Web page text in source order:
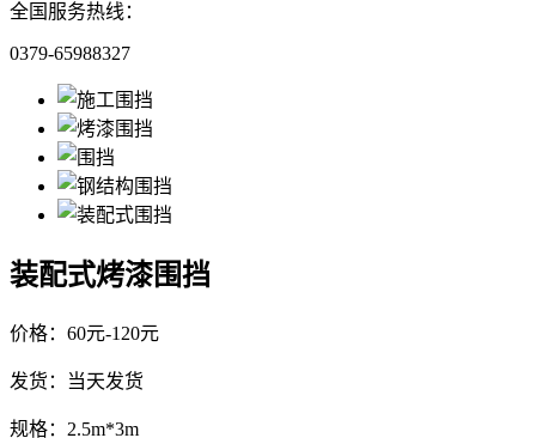
全国服务热线：
0379-65988327
装配式烤漆围挡
价格：60元-120元
发货：当天发货
规格：2.5m*3m